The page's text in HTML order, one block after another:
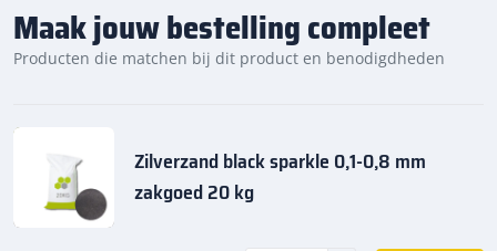
Maak jouw bestelling compleet
Producten die matchen bij dit product en benodigdheden
Zilverzand black sparkle 0,1-0,8 mm
zakgoed 20 kg